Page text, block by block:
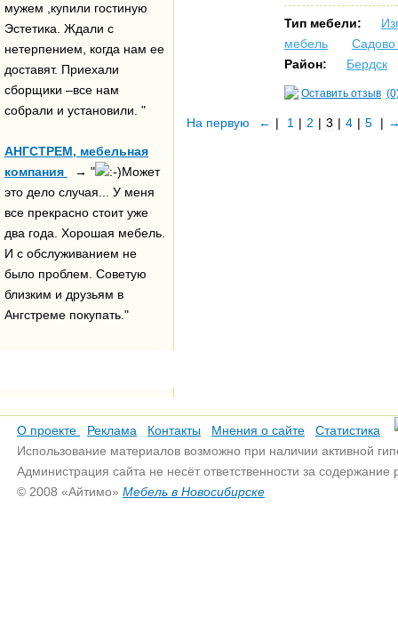
мужем ,купили гостиную
Эстетика. Ждали с
нетерпением, когда нам ее
доставят. Приехали
сборщики –все нам
собрали и установили. "
АНГСТРЕМ, мебельная
компания
→ "
Может
это дело случая... У меня
все прекрасно стоит уже
два года. Хорошая мебель.
И с обслуживанием не
было проблем. Советую
близким и друзьям в
Ангстреме покупать."
Тип мебели:
мебель
Садово
Район:
Бердск
Оставить отзыв
На первую ← | 1 | 2 | 3 | 4 | 5 |
О проекте Реклама Контакты Мнения о сайте
Статистика
Использование материалов возможно при наличии активной
Администрация сайта не несёт ответственности за
© 2008 «Айтимо» Мебель в Новосибирске